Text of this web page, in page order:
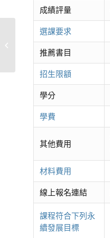
成績評量
選課要求
推薦書目
招生限額
學分
學費
其他費用
材料費用
線上報名連結
課程符合下列永
續發展目標
翱翔樂海-薩克斯風